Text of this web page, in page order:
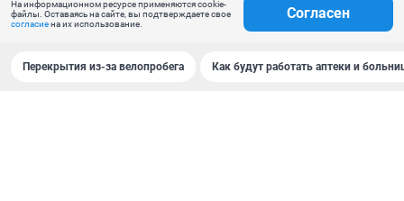
На информационном ресурсе применяются cookie-
файлы. Оставаясь на сайте, вы подтверждаете свое
согласиена их использование.
Согласен
Перекрытия из-за велопробега Как будут работать аптеки и